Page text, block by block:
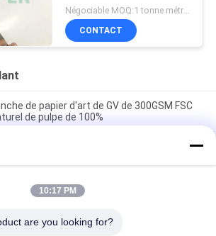
*102cm
Négociable MOQ:1 tonne métrique
CONTACT
de papier d'art de GV de 300GSM FSC
de pulpe de 100%
certificat le haut papier brillant Rolls de
de 190gsm 200gsm 250gsm 300gsm/jet
de photographie de 190gsm 260gsm
10:17 PM
are you looking for?